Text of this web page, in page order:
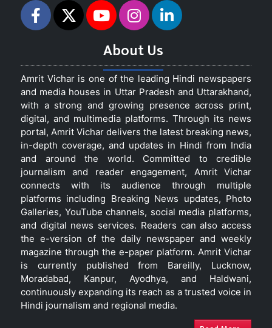
About Us
Amrit Vichar is one of the leading Hindi newspapers
and media houses in Uttar Pradesh and Uttarakhand,
with a strong and growing presence across print,
digital, and multimedia platforms. Through its news
portal, Amrit Vichar delivers the latest breaking news,
in-depth coverage, and updates in Hindi from India
and around the world. Committed to credible
journalism and reader engagement, Amrit Vichar
connects with its audience through multiple
platforms including Breaking News updates, Photo
Galleries, YouTube channels, social media platforms,
and digital news services. Readers can also access
the e-version of the daily newspaper and weekly
magazine through the e-paper platform. Amrit Vichar
is currently published from Bareilly, Lucknow,
Moradabad, Kanpur, Ayodhya, and Haldwani,
continuously expanding its reach as a trusted voice in
Hindi journalism and regional media.